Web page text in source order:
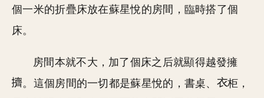
個一米的折疊床放在蘇星悅的房間，臨時搭了個
床。
房間本就不大，加了個床之后就顯得越發擁
。這個房間的一切都是蘇星悅的，書桌、
柜，